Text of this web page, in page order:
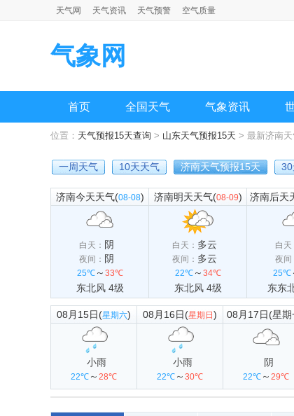
天气网 天气资讯 天气预警 空气质量
气象网
首页 全国天气 气象资讯
位置： 天气预报15天查询 > 山东天气预报15天 > 最新济南
一周天气 10天天气 济南天气预报15天
济南今天天气(08-08)
白天： 阴
夜间： 阴
25℃～ 33℃
东北风 4级
济南明天天气(08-09)
白天： 多云
夜间： 多云
22℃～ 34℃
东北风 4级
济南后天
白天
夜间
25℃
东东
08月15日(星期六)
小雨
22℃ ～ 28℃
08月16日(星期日 )
小雨
22℃ ～ 30℃
08月17日(星期
阴
22℃ ～ 29℃